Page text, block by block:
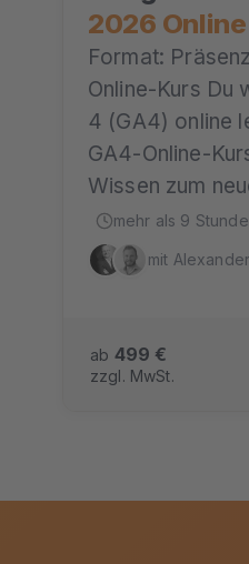
2026
Format:
Online-Kurs Du
4 (GA4) online
GA4-Online-
Wissen zum
mehr als 9
mit
ab 499 €
zzgl. MwSt.